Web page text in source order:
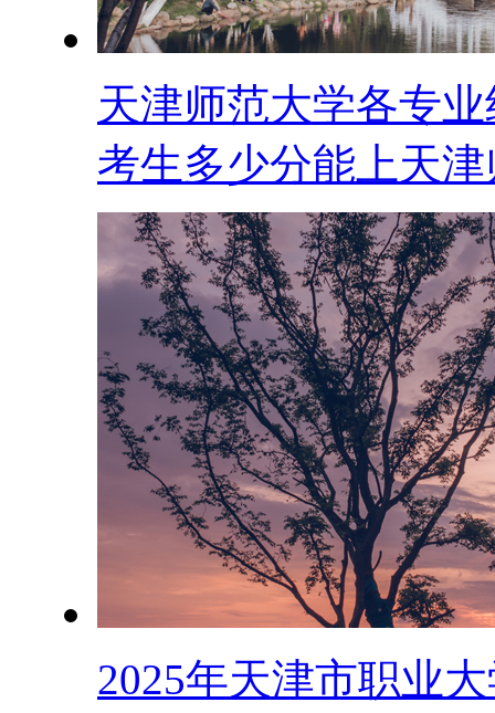
天津师范大学各专
考生多少分能上天
2025年天津市职业